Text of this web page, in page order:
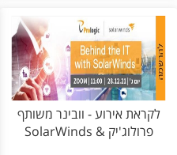
לקראת אירוע - וובינר משותף
פרולוג'יק & SolarWinds